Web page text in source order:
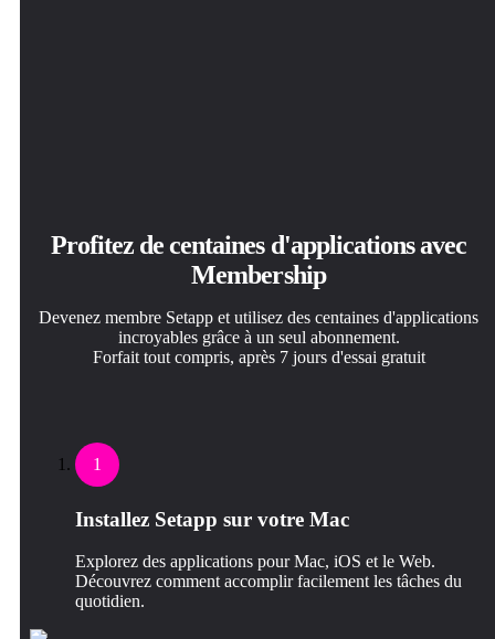
Profitez de centaines d'applications avec
Membership
Devenez membre Setapp et utilisez des centaines d'applications
incroyables grâce à un seul abonnement.
Forfait tout compris, après 7 jours d'essai gratuit
1
Installez Setapp sur votre Mac
Explorez des applications pour Mac, iOS et le Web.
Découvrez comment accomplir facilement les tâches du
quotidien.